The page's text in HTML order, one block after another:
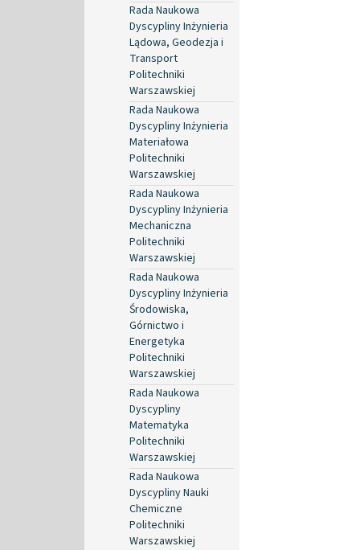
Rada Naukowa
Dyscypliny Inżynieria
Lądowa, Geodezja i
Transport
Politechniki
Warszawskiej
Rada Naukowa
Dyscypliny Inżynieria
Materiałowa
Politechniki
Warszawskiej
Rada Naukowa
Dyscypliny Inżynieria
Mechaniczna
Politechniki
Warszawskiej
Rada Naukowa
Dyscypliny Inżynieria
Środowiska,
Górnictwo i
Energetyka
Politechniki
Warszawskiej
Rada Naukowa
Dyscypliny
Matematyka
Politechniki
Warszawskiej
Rada Naukowa
Dyscypliny Nauki
Chemiczne
Politechniki
Warszawskiej